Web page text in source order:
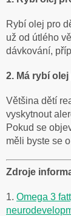
Rybí olej pro
už od útlého
dávkování,
2. Má rybí
Většina dětí
vyskytnout
Pokud se
měli byste se
Zdroje
1. Omega 3